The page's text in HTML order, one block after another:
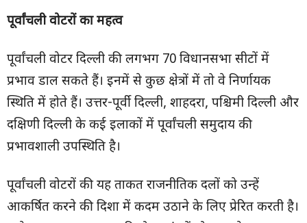
पूर्वांचली वोटरों का महत्व
पूर्वांचली वोटर दिल्ली की लगभग 70 विधानसभा सीटों में
प्रभाव डाल सकते हैं। इनमें से कुछ क्षेत्रों में तो वे निर्णायक
स्थिति में होते हैं। उत्तर-पूर्वी दिल्ली, शाहदरा, पश्चिमी दिल्ली और
दक्षिणी दिल्ली के कई इलाकों में पूर्वांचली समुदाय की
प्रभावशाली उपस्थिति है।
पूर्वांचली वोटरों की यह ताकत राजनीतिक दलों को उन्हें
आकर्षित करने की दिशा में कदम उठाने के लिए प्रेरित करती है।